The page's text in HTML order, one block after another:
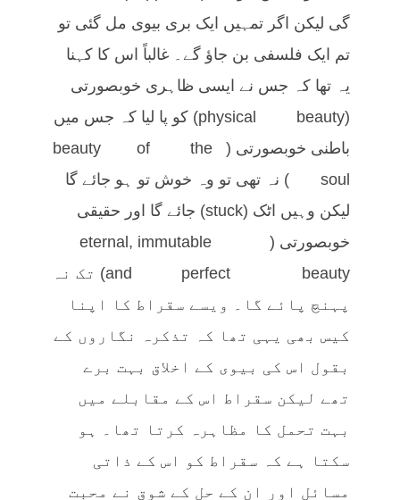
گی لیکن اگر تمہیں ایک بری بیوی مل گئی تو
تم ایک فلسفی بن جاؤ گے۔ غالباً اس کا کہنا
یہ تھا کہ جس نے ایسی ظاہری خوبصورتی
(physical beauty) کو پا لیا کہ جس میں
باطنی خوبصورتی (beauty of the
soul) نہ تھی تو وہ خوش تو ہو جائے گا
لیکن وہیں اٹک (stuck) جائے گا اور حقیقی
خوبصورتی (eternal, immutable
and perfect beauty) تک نہ
پہنچ پائے گا۔ ویسے سقراط کا اپنا
کیس بھی یہی تھا کہ تذکرہ نگاروں کے
بقول اس کی بیوی کے اخلاق بہت برے
تھے لیکن سقراط اس کے مقابلے میں
بہت تحمل کا مظاہرہ کرتا تھا۔ ہو
سکتا ہے کہ سقراط کو اس کے ذاتی
مسائل اور ان کے حل کے شوق نے محبت